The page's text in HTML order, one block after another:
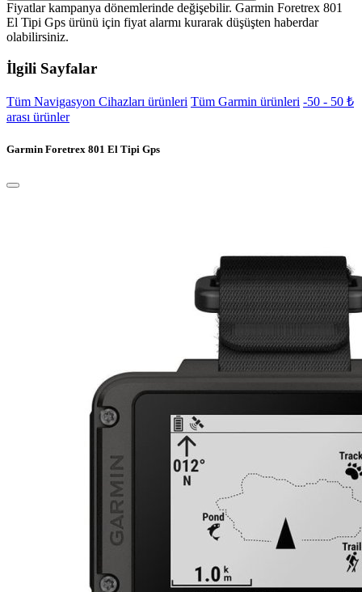
Fiyatlar kampanya dönemlerinde değişebilir. Garmin Foretrex 801
El Tipi Gps ürünü için fiyat alarmı kurarak düşüşten haberdar
olabilirsiniz.
İlgili Sayfalar
Tüm Navigasyon Cihazları ürünleri Tüm Garmin ürünleri -50 - 50 ₺
arası ürünler
Garmin Foretrex 801 El Tipi Gps